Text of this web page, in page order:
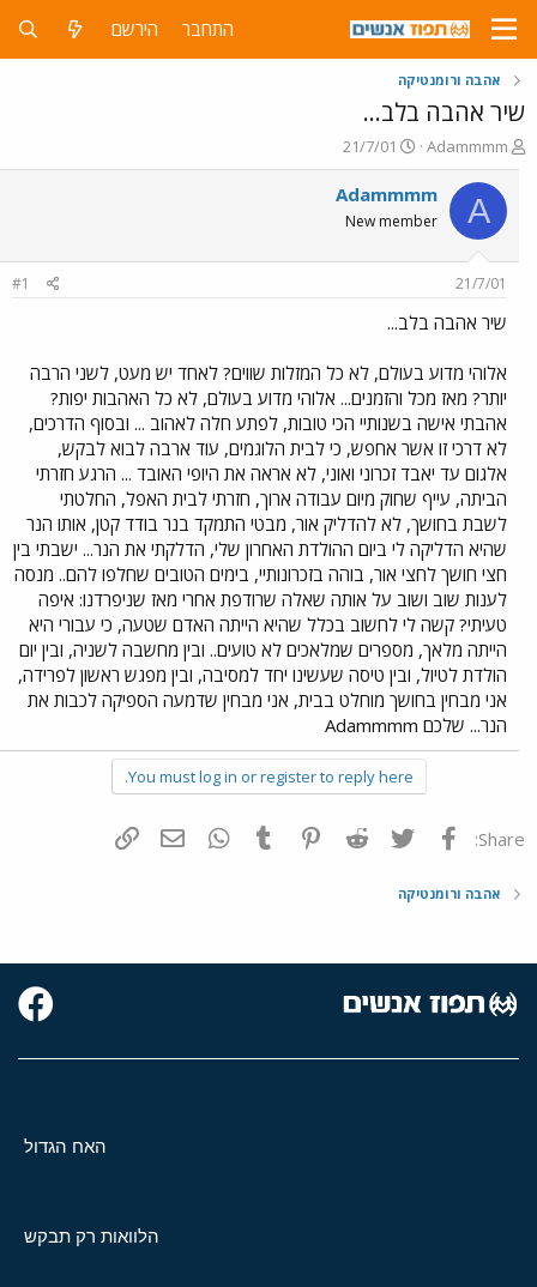
התחבר הירשם
אהבה ורומנטיקה
שיר אהבה בלב...
פ
ו
ת
ח
ה
ש
א
Adammmm
פ
ו
ר
ם
ך
21/7/01
A
Adammmm
New member
21/7/01
#1
שיר אהבה בלב...
אלוהי מדוע בעולם, לא כל המזלות שווים? לאחד יש מעט, לשני הרבה
יותר? מאז מכל והזמנים... אלוהי מדוע בעולם, לא כל האהבות יפות?
אהבתי אישה בשנותיי הכי טובות, לפתע חלה לאהוב ... ובסוף הדרכים,
לא דרכי זו אשר אחפש, כי לבית הלוגמים, עוד ארבה לבוא לבקש,
אלגום עד יאבד זכרוני ואוני, לא אראה את היופי האובד ... הרגע חזרתי
הביתה, עייף שחוק מיום עבודה ארוך, חזרתי לבית האפל, החלטתי
לשבת בחושך, לא להדליק אור, מבטי התמקד בנר בודד קטן, אותו הנר
שהיא הדליקה לי ביום ההולדת האחרון שלי, הדלקתי את הנר... ישבתי בין
חצי חושך לחצי אור, בוהה בזכרונותיי, בימים הטובים שחלפו להם.. מנסה
לענות שוב ושוב על אותה שאלה שרודפת אחרי מאז שניפרדנו: איפה
טעיתי? קשה לי לחשוב בכלל שהיא הייתה האדם שטעה, כי עבורי היא
הייתה מלאך, מספרים שמלאכים לא טועים.. ובין מחשבה לשניה, ובין יום
הולדת לטיול, ובין טיסה שעשינו יחד למסיבה, ובין מפגש ראשון לפרידה,
אני מבחין בחושך מוחלט בבית, אני מבחין שדמעה הספיקה לכבות את
הנר... שלכם Adammmm
You must log in or register to reply here.
Share: פייסבוק Twitter
Reddit
Pinterest
Tumblr
WhatsAppדואר אלקטרוני
אהבה ורומנטיקה
האח הגדול
הלוואות רק תבקש